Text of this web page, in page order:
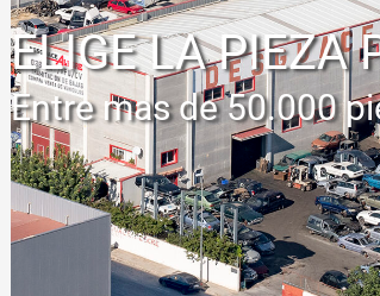
ELIGE LA PIEZA
Entre mas de 50.000